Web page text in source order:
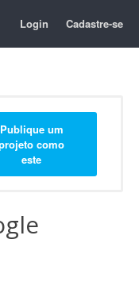
Login Cadastre-se
Publique um
como
este